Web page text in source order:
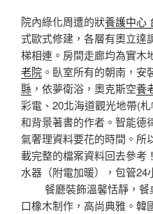
院內綠化周遭的狀養護中心
式歐式修建，各層有奧立達
梯相連。房間走廊均為實木
老院 。臥室所有的朝南，安
縣 ，依夢衛浴，奧克斯空養
彩電、20北海道觀光地帶(
和背景著書的作者。智能德
氣奢理資料要花的時間。所
載完整的檔案資料回去參考
水器（附電加暖），包管24
餐廳裝飾溫馨恬靜，餐
口橡木制作，高尚典雅。韓